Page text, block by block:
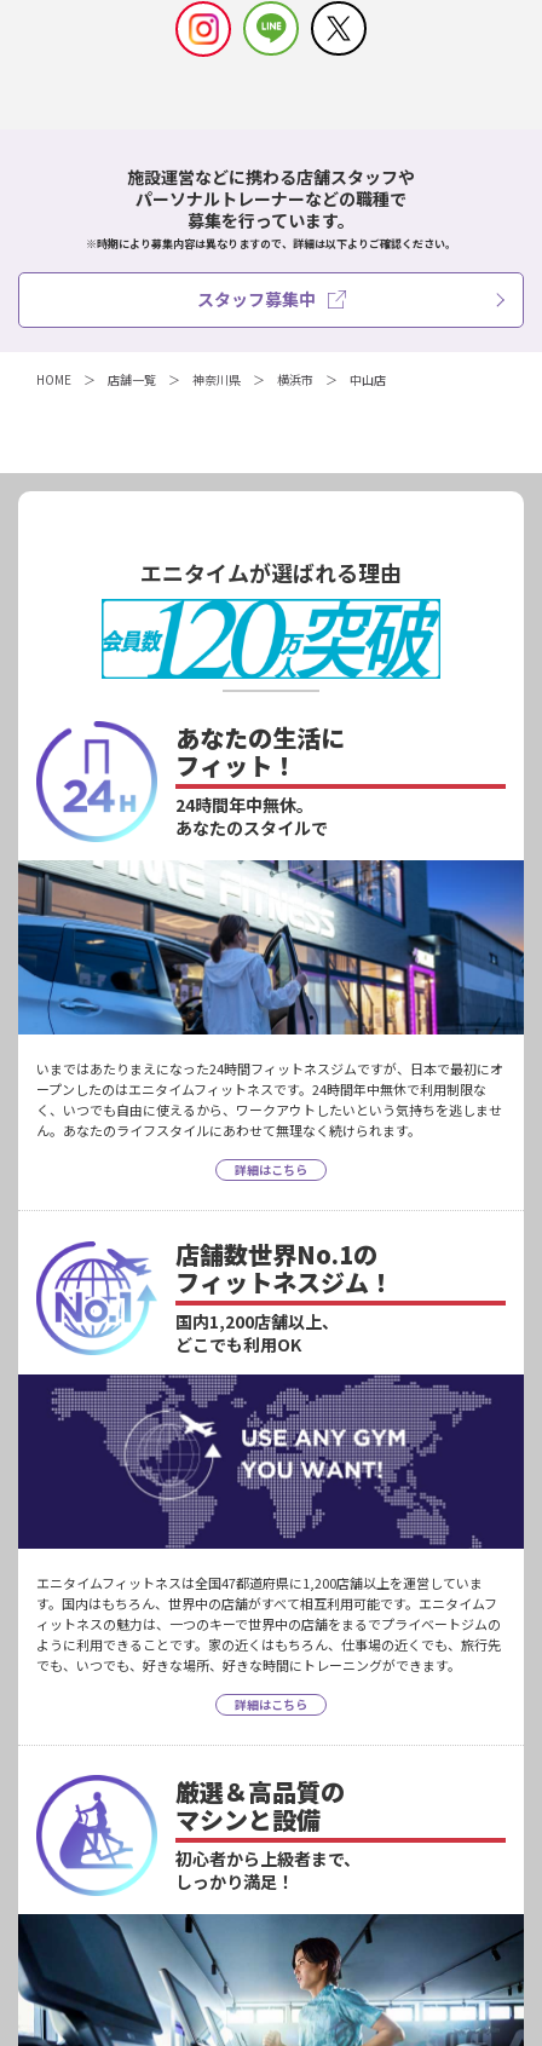
施設運営などに携わる店舗スタッフや
パーソナルトレーナーなどの職種で
募集を行っています。
※時期により募集内容は異なりますので、詳細は以下よりご確認ください。
スタッフ募集中
HOME 店舗一覧 神奈川県 横浜市 中山店
エニタイムが選ばれる理由
あなたの生活に
フィット！
24時間年中無休。
あなたのスタイルで
いまではあたりまえになった24時間フィットネスジムですが、日本で最初にオ
ープンしたのはエニタイムフィットネスです。24時間年中無休で利用制限な
く、いつでも自由に使えるから、ワークアウトしたいという気持ちを逃しませ
ん。あなたのライフスタイルにあわせて無理なく続けられます。
詳細はこちら
店舗数世界No.1の
フィットネスジム！
国内1,200店舗以上、
どこでも利用OK
エニタイムフィットネスは全国47都道府県に1,200店舗以上を運営していま
す。国内はもちろん、世界中の店舗がすべて相互利用可能です。エニタイムフ
ィットネスの魅力は、一つのキーで世界中の店舗をまるでプライベートジムの
ように利用できることです。家の近くはもちろん、仕事場の近くでも、旅行先
でも、いつでも、好きな場所、好きな時間にトレーニングができます。
詳細はこちら
厳選＆高品質の
マシンと設備
初心者から上級者まで、
しっかり満足！